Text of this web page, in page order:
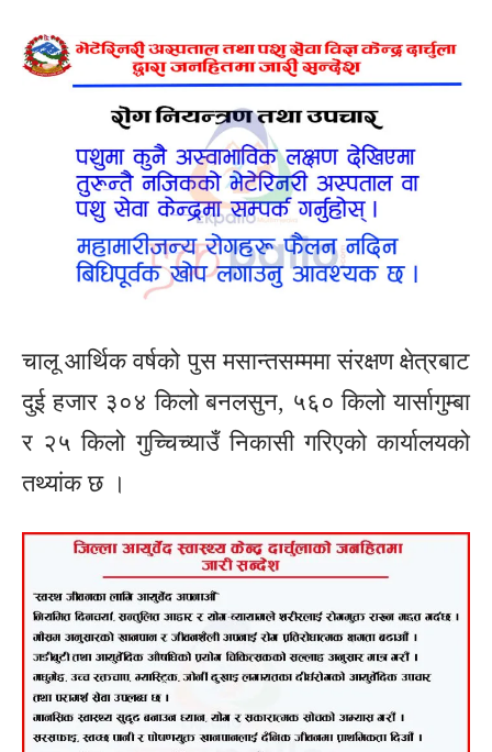
चालू आर्थिक वर्षको पुस मसान्तसम्ममा संरक्षण क्षेत्रबाट
दुई हजार ३०४ किलो बनलसुन, ५६० किलो यार्सागुम्बा
र २५ किलो गुच्चिच्याउँ निकासी गरिएको कार्यालयको
तथ्यांक छ ।